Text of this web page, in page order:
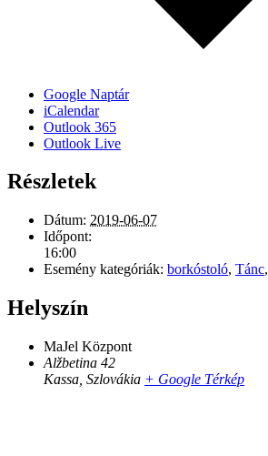
Google Naptár
iCalendar
Outlook 365
Outlook Live
Részletek
Dátum: 2019-06-07
Időpont:
16:00
Esemény kategóriák: borkóstoló, Tánc,
Helyszín
MaJel Központ
Alžbetina 42
Kassa Szlovákia + Google Térkép